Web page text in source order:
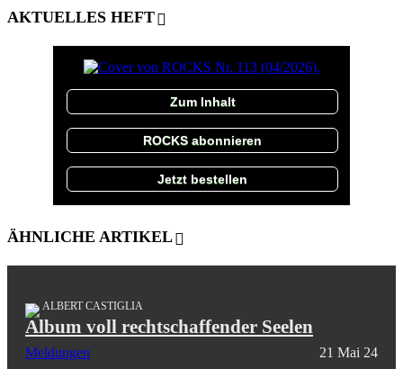
AKTUELLES HEFT
Zum Inhalt
ROCKS abonnieren
Jetzt bestellen
ÄHNLICHE ARTIKEL
ALBERT CASTIGLIA
Album voll rechtschaffender Seelen
Meldungen 21 Mai 24